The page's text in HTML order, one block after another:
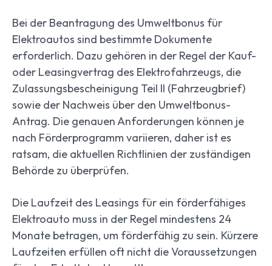
Bei der Beantragung des Umweltbonus für
Elektroautos sind bestimmte Dokumente
erforderlich. Dazu gehören in der Regel der Kauf-
oder Leasingvertrag des Elektrofahrzeugs, die
Zulassungsbescheinigung Teil II (Fahrzeugbrief)
sowie der Nachweis über den Umweltbonus-
Antrag. Die genauen Anforderungen können je
nach Förderprogramm variieren, daher ist es
ratsam, die aktuellen Richtlinien der zuständigen
Behörde zu überprüfen.
Die Laufzeit des Leasings für ein förderfähiges
Elektroauto muss in der Regel mindestens 24
Monate betragen, um förderfähig zu sein. Kürzere
Laufzeiten erfüllen oft nicht die Voraussetzungen